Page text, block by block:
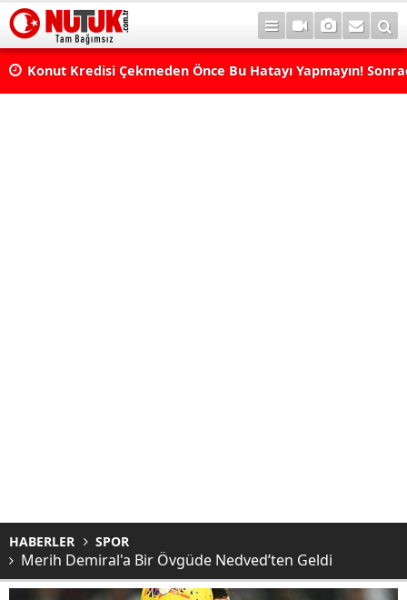
Konut Kredisi Çekmeden Önce Bu Hatayı Yapmayın!
HABERLER SPOR
Merih Demiral'a Bir Övgüde Nedved’ten Geldi